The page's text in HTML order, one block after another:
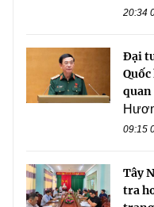
20:34
Đại
quan
09:15
Tây
tra